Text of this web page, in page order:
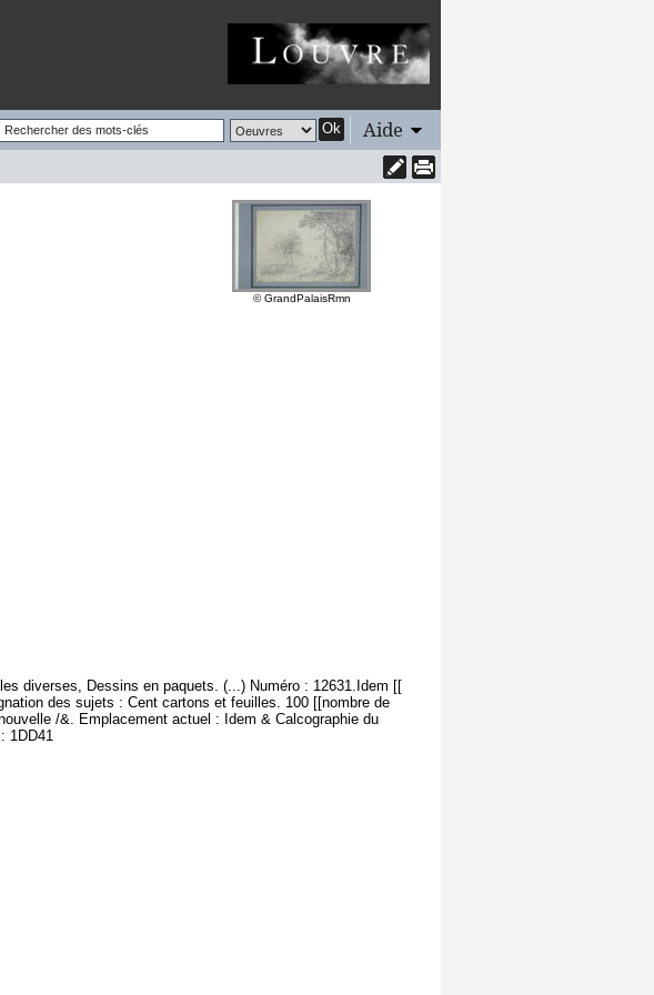
Ok Aide
© GrandPalaisRmn
diverses, Dessins en paquets. (...) Numéro : 12631.Idem [[
des sujets : Cent cartons et feuilles. 100 [[nombre de
/&. Emplacement actuel : Idem & Calcographie du
1DD41